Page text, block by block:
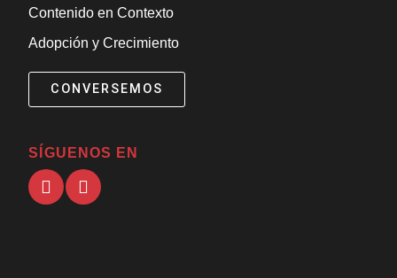
Contenido en Contexto
Adopción y Crecimiento
CONVERSEMOS
SÍGUENOS EN